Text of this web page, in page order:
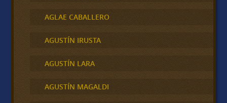
AGLAE CABALLERO
AGUSTÍN IRUSTA
AGUSTÍN LARA
AGUSTÍN MAGALDI